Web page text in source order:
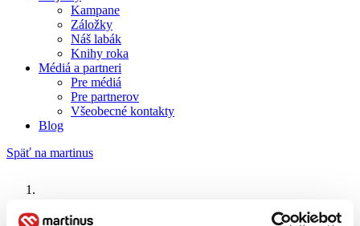
Kampane
Záložky
Náš labák
Knihy roka
Médiá a partneri
Pre médiá
Pre partnerov
Všeobecné kontakty
Blog
Späť na martinus
Tom Waits